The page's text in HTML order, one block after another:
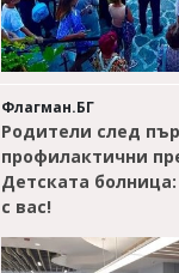
Флагман.БГ
Родители след
профилактични
Детската болница:
с вас!